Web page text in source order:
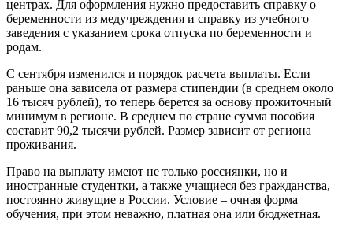
центрах. Для оформления нужно предоставить справку о
беременности из медучреждения и справку из учебного
заведения с указанием срока отпуска по беременности и
родам.
С сентября изменился и порядок расчета выплаты. Если
раньше она зависела от размера стипендии (в среднем около
16 тысяч рублей), то теперь берется за основу прожиточный
минимум в регионе. В среднем по стране сумма пособия
составит 90,2 тысячи рублей. Размер зависит от региона
проживания.
Право на выплату имеют не только россиянки, но и
иностранные студентки, а также учащиеся без гражданства,
постоянно живущие в России. Условие ‒ очная форма
обучения, при этом неважно, платная она или бюджетная.